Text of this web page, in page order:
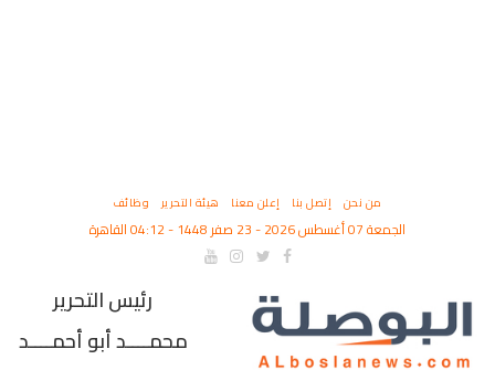
من نحن إتصل بنا إعلن معنا هيئة التحرير وظائف
الجمعة 07 أغسطس 2026 - 23 صفر 1448 - 04:12 القاهرة
رئيس التحرير
محمــــد أبو أحمــــد